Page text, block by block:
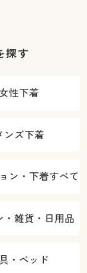
探す
性下着
ンズ下着
ン・下着すべて
・雑貨・日用品
・ベッド